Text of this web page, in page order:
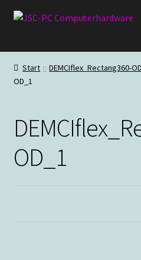
Zur
Zum
Hardware
PC-Systeme
Start DEMCIflex_Rectang360-
OD_1
OD_1